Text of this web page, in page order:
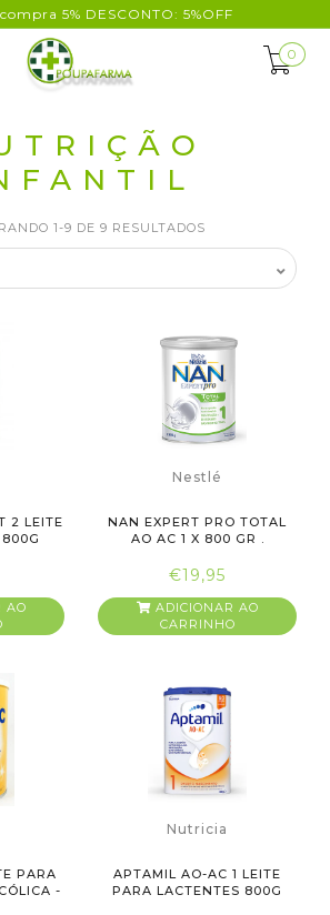
5% DESCONTO: 5%OFF
0
1-9 DE 9 RESULTADOS
2 LEITE
AO
Nestlé
NAN EXPERT PRO TOTAL
AO AC 1 X 800 GR .
€19,95
ADICIONAR AO
CARRINHO
PARA
-
Nutricia
APTAMIL AO-AC 1 LEITE
PARA LACTENTES 800G